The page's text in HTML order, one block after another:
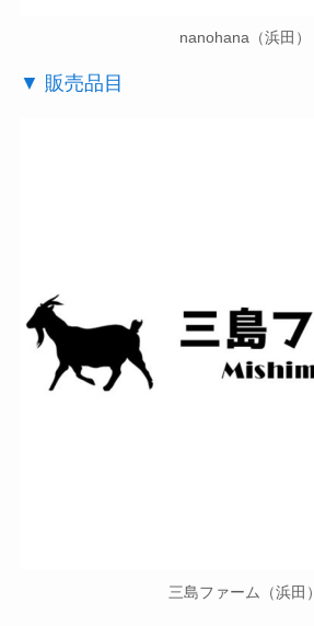
nanohana（浜田）
▼ 販売品目
三島ファーム（浜田）